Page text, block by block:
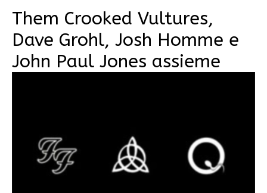
Them Crooked Vultures,
Dave Grohl, Josh Homme e
John Paul Jones assieme